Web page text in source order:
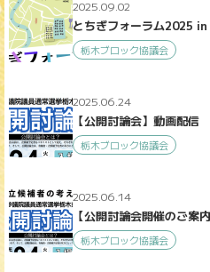
2025.09.02
とちぎフォーラム2025
栃木ブロック協議会
2025.06.24
【公開討論会】動画配信
栃木ブロック協議会
2025.06.14
【公開討論会開催のご案内
栃木ブロック協議会